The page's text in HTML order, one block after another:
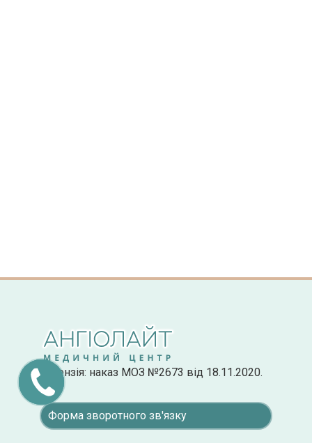
Ліцензія: наказ МОЗ №2673 від 18.11.2020.
Форма зворотного зв'язку
ПЕРЕДЗВОНІТЬ
МЕНІ